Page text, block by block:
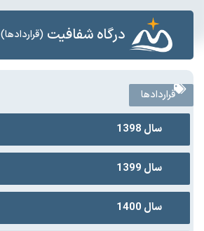
درگاه شفافیت (قراردادها)
قراردادها
سال 1398
سال 1399
سال 1400